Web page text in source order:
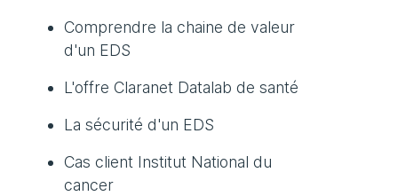
Comprendre la chaine de valeur
d'un EDS
L'offre Claranet Datalab de santé
La sécurité d'un EDS
Cas client Institut National du
cancer